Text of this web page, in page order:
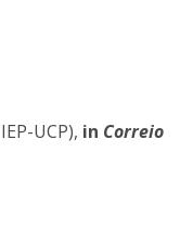
UCP), in Correio